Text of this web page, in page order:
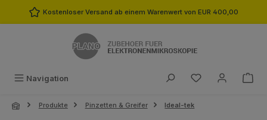
Zum Hauptinhalt springen
Kostenloser Versand ab einem Warenwert von EUR 400,00
Navigation Du hast 0
Produkte Pinzetten & Greifer Ideal-tek